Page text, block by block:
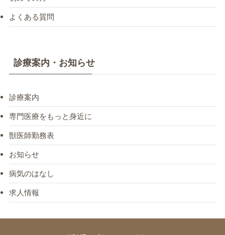
よくある質問
診療案内・お知らせ
診療案内
専門医療をもっと身近に
獣医師勤務表
お知らせ
病気のはなし
求人情報